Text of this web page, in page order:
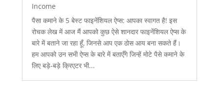
Income
पैसा कमाने के 5 बेस्ट फाइनेंशियल ऐप्स: आपका स्वागत है! इस
रोचक लेख में आज मैं आपको कुछ ऐसे शानदार फाइनेंशियल ऐप्स के
बारे में बताने जा रहा हूँ, जिनसे आप एक ठोस आय बना सकते हैं।
हम आपको उन सभी ऐप्स के बारे में बताएँगे जिन्हें मोटे पैसे कमाने के
लिए बड़े-बड़े क्रिएटर भी...